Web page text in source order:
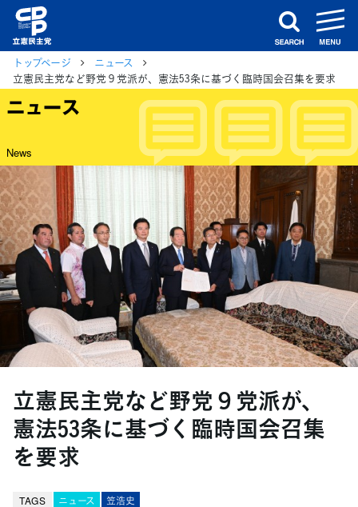
search
トップページ
ニュース
立憲民主党など野党９党派が、憲法53条に基づく臨時国会召集を要求
ニュース
News
立憲民主党など野党９党派が、
憲法53条に基づく臨時国会召集
を要求
TAGS ニュース 笠浩史